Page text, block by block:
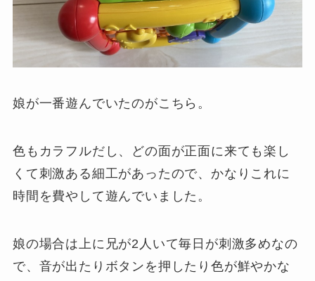
娘が一番遊んでいたのがこちら。
色もカラフルだし、どの面が正面に来ても楽し
くて刺激ある細工があったので、かなりこれに
時間を費やして遊んでいました。
娘の場合は上に兄が2人いて毎日が刺激多めなの
で、音が出たりボタンを押したり色が鮮やかな